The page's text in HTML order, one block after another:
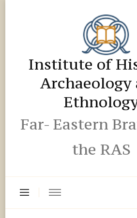
Institute of
Archaeology
Far- Eastern
the RAS